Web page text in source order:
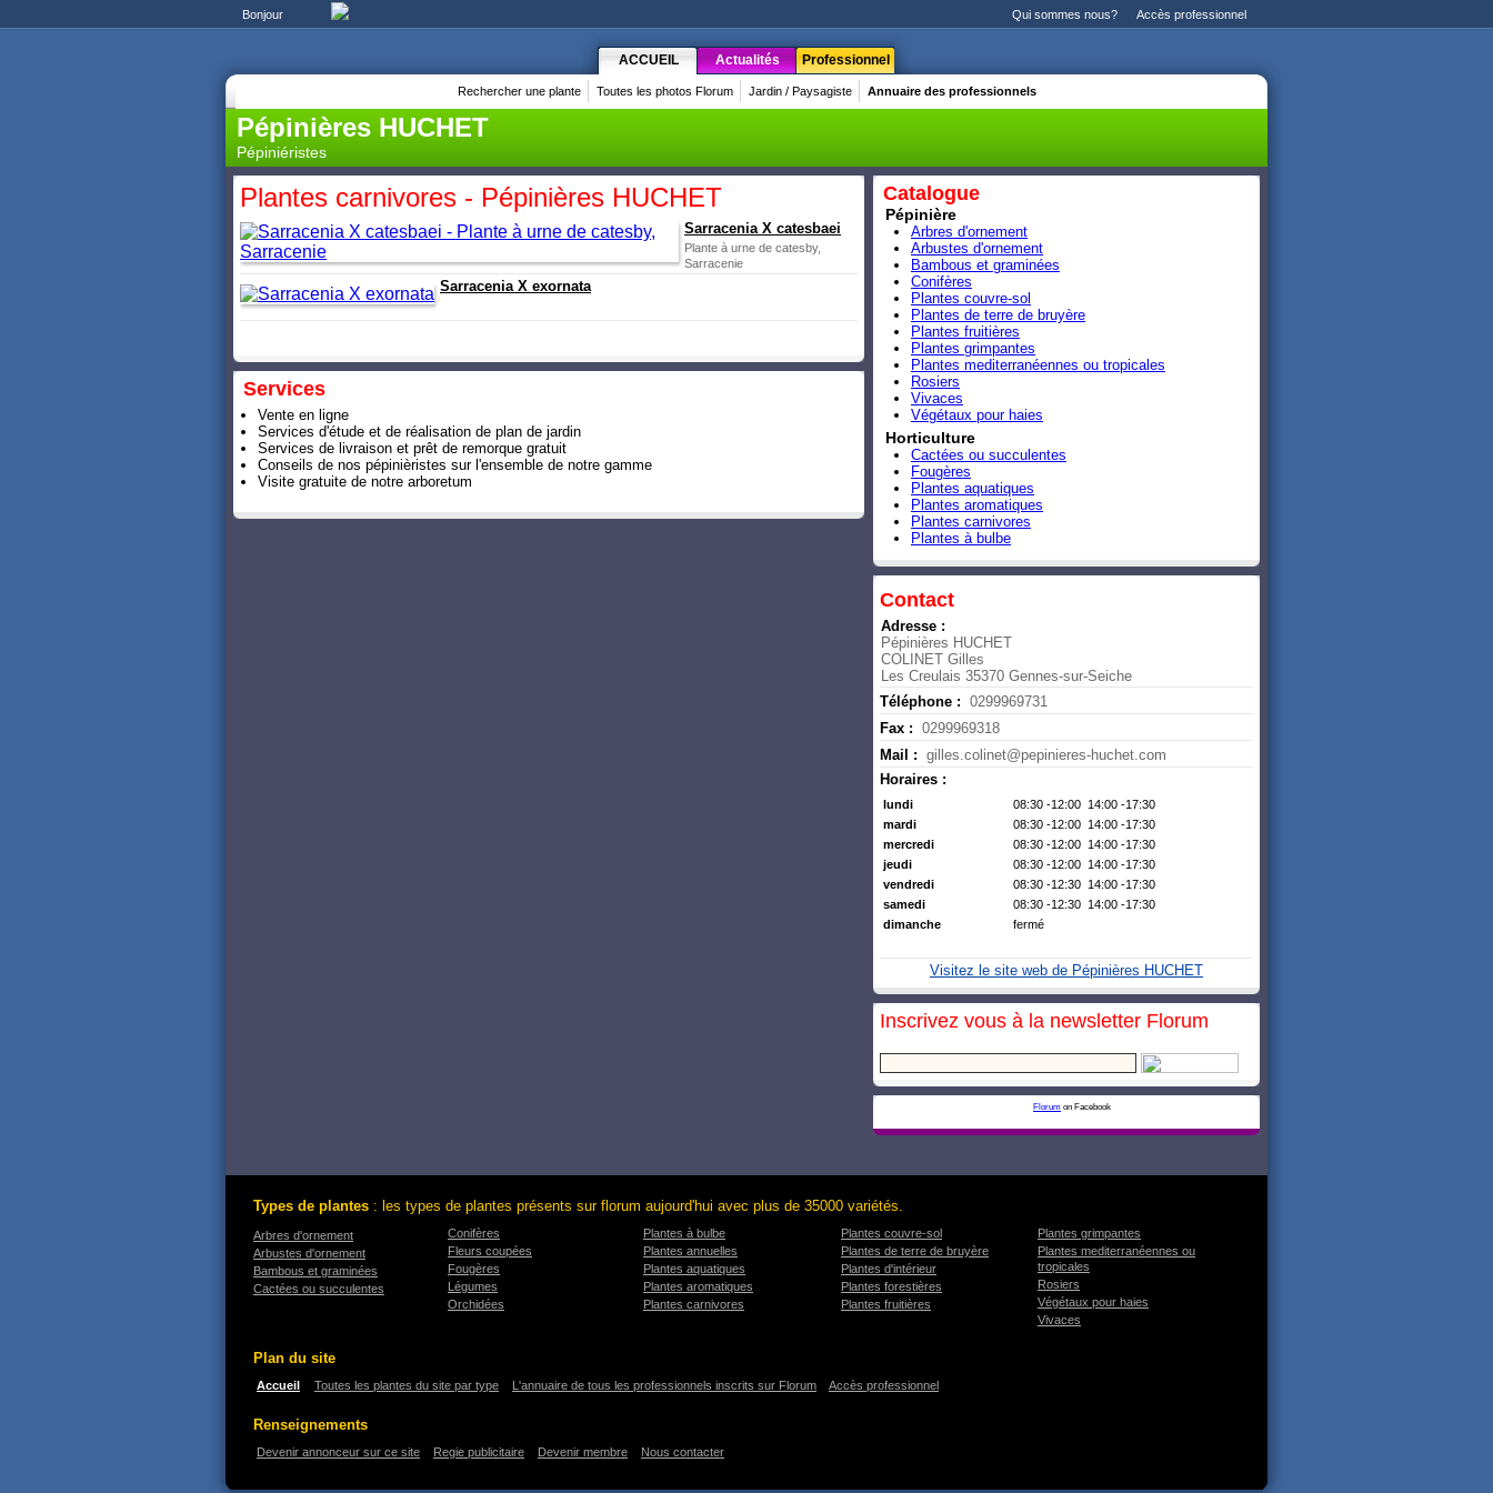
Bonjour Qui sommes nous? Accès professionnel
ACCUEIL Actualités Professionnel
Rechercher une plante Toutes les photos Florum Jardin / Paysagiste Annuaire des professionnels
Pépinières HUCHET
Pépiniéristes
Plantes carnivores - Pépinières HUCHET
Sarracenia X catesbaei
Plante à urne de catesby,
Sarracenie
Sarracenia X exornata
Services
Vente en ligne
Services d'étude et de réalisation de plan de jardin
Services de livraison et prêt de remorque gratuit
Conseils de nos pépinièristes sur l'ensemble de notre gamme
Visite gratuite de notre arboretum
Catalogue
Pépinière
Arbres d'ornement
Arbustes d'ornement
Bambous et graminées
Conifères
Plantes couvre-sol
Plantes de terre de bruyère
Plantes fruitières
Plantes grimpantes
Plantes mediterranéennes ou tropicales
Rosiers
Vivaces
Végétaux pour haies
Horticulture
Cactées ou succulentes
Fougères
Plantes aquatiques
Plantes aromatiques
Plantes carnivores
Plantes à bulbe
Contact
Adresse :
Pépinières HUCHET
COLINET Gilles
Les Creulais 35370 Gennes-sur-Seiche
Téléphone : 0299969731
Fax : 0299969318
Mail : gilles.colinet@pepinieres-huchet.com
Horaires :
lundi
08:30 -12:00 14:00 -17:30
mardi
08:30 -12:00 14:00 -17:30
mercredi
08:30 -12:00 14:00 -17:30
jeudi
08:30 -12:00 14:00 -17:30
vendredi
08:30 -12:30 14:00 -17:30
samedi
08:30 -12:30 14:00 -17:30
dimanche
fermé
Visitez le site web de Pépinières HUCHET
Inscrivez vous à la newsletter Florum
Florum on Facebook
Types de plantes : les types de plantes présents sur florum aujourd'hui avec plus de 35000 variétés.
Arbres d'ornement
Arbustes d'ornement
Bambous et graminées
Cactées ou succulentes
Conifères
Fleurs coupées
Fougères
Légumes
Orchidées
Plantes à bulbe
Plantes annuelles
Plantes aquatiques
Plantes aromatiques
Plantes carnivores
Plantes couvre-sol
Plantes de terre de bruyère
Plantes d'intérieur
Plantes forestières
Plantes fruitières
Plantes grimpantes
Plantes mediterranéennes ou
tropicales
Rosiers
Végétaux pour haies
Vivaces
Plan du site
Accueil Toutes les plantes du site par type L'annuaire de tous les professionnels inscrits sur Florum Accès professionnel
Renseignements
Devenir annonceur sur ce site Regie publicitaire Devenir membre Nous contacter